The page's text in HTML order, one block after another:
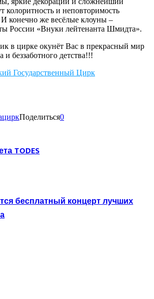
колоритность и неповторимость
конечно же весёлые клоуны –
России «Внуки лейтенанта Шмидта».
в цирке окунёт Вас в прекрасный мир
и беззаботного детства!!!
Государственный Цирк
циркПоделиться0
TODES
бесплатный концерт лучших